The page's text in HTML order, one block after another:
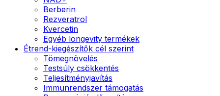
Berberin
Rezveratrol
Kvercetin
Egyéb longevity termékek
Étrend-kiegészítők cél szerint
Tömegnövelés
Testsúly csökkentés
Teljesítményjavítás
Immunrendszer támogatás